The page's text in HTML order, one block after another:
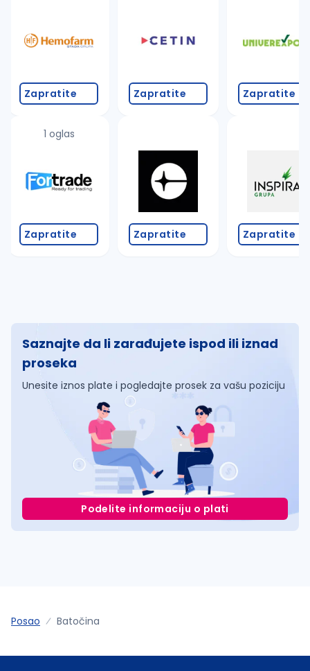
proverite pravopisne greške (koristite č, ć, š, đ,
promenite odabrane filtere pretrage
Zapratite
1 oglas
Zapratite
Zapratite
Zapratite
Zapratite
Zapratite
Saznajte da li zarađujete ispod ili iznad
proseka
Unesite iznos plate i pogledajte prosek za vašu poziciju
Podelite informaciju o plati
Posao Batočina